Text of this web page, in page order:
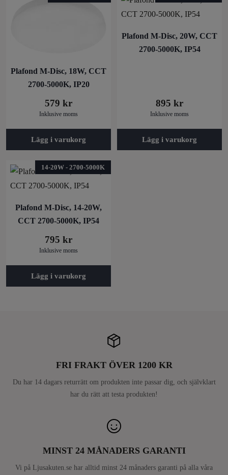
Plafond M-Disc, 18W, CCT
2700-5000K, IP20
579 kr
Inklusive moms
Lägg i varukorg
Plafond M-Disc, 20W, CCT
2700-5000K, IP54
895 kr
Inklusive moms
Lägg i varukorg
14-20W - 2700-5000K
Plafond M-Disc, 14-20W,
CCT 2700-5000K, IP54
795 kr
Inklusive moms
Lägg i varukorg
FRI FRAKT ÖVER 1200 KR
Du har 14 dagars returrätt om produkten inte passar dig, och självklart
har du rätt att testa produkten!
MINST 24 MÅNADERS GARANTI
Vi på Ljusakuten.se har alltid minst 24 månaders garanti på alla våra